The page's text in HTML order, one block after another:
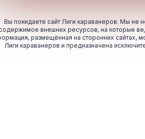
Вы покидаете сайт Лиги караванеров. Мы не
внешних ресурсов, на которые
размещённая на сторонних сайтах,
Лиги караванеров и предназначена